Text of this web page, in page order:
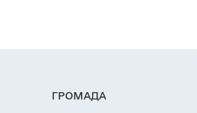
ГРОМАДА